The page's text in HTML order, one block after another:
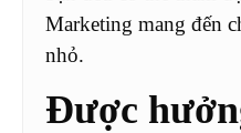
Marketing mang đến
nhỏ.
Được